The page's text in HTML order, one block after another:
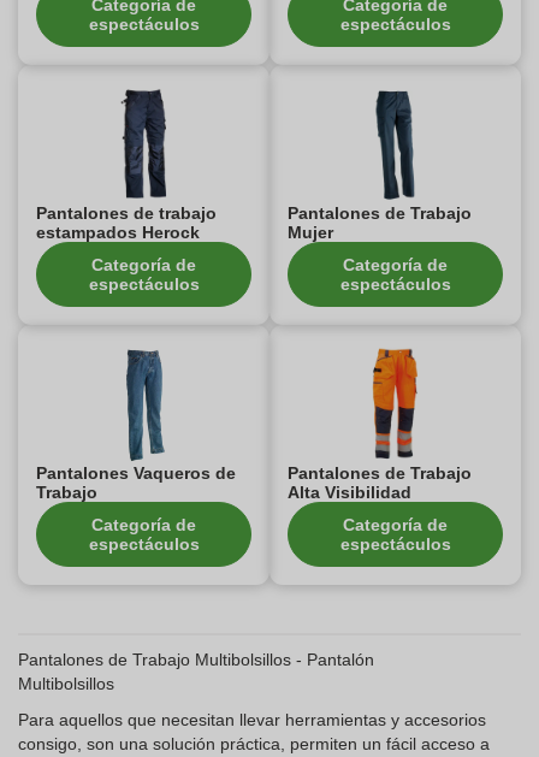
Categoría de
espectáculos
Categoría de
espectáculos
Pantalones de trabajo
estampados Herock
Categoría de
espectáculos
Pantalones de Trabajo
Mujer
Categoría de
espectáculos
Pantalones Vaqueros de
Trabajo
Categoría de
espectáculos
Pantalones de Trabajo
Alta Visibilidad
Categoría de
espectáculos
Pantalones de Trabajo Multibolsillos - Pantalón
Multibolsillos
Para aquellos que necesitan llevar herramientas y accesorios
consigo, son una solución práctica, permiten un fácil acceso a